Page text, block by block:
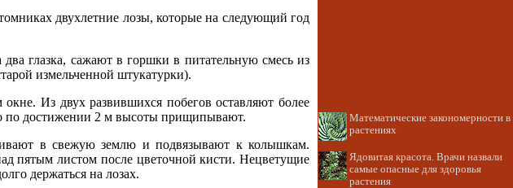
двухлетние лозы, которые на следующий год
глазка, сажают в горшки в питательную смесь из
измельченной штукатурки).
Из двух развившихся побегов оставляют более
по достижении 2 м высоты прищипывают.
в свежую землю и подвязывают к колышкам.
пятым листом после цветочной кисти. Нецветущие
держаться на лозах.
Математические закономерности в
растениях
Ядовитая красота. Врачи назвали
самые опасные для здоровья
растения